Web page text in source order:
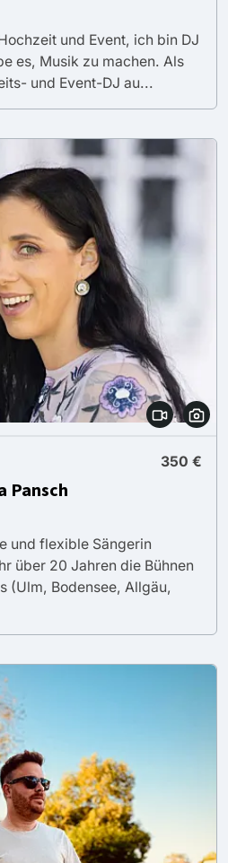
und Event, ich bin DJ
es, Musik zu machen. Als
und Event-DJ au...
350 €
Pansch
und flexible Sängerin
über 20 Jahren die Bühnen
(Ulm, Bodensee, Allgäu,